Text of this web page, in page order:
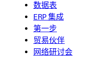
数据表
ERP 集成
第一步
贸易伙伴
网络研讨会